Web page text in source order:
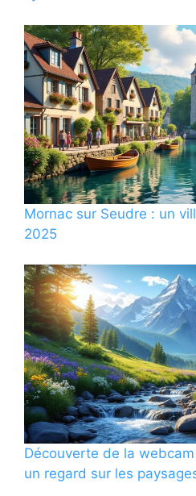
Mornac sur Seudre : un
2025
Découverte de la
un regard sur les